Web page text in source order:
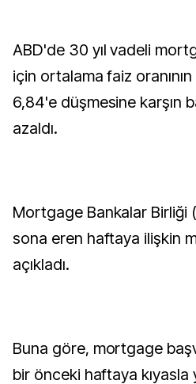
ABD'de 30 yıl vadeli mortgage (konut kredisi)
için ortalama faiz
6,84'e düşmesine karşın
azaldı.
Mortgage Bankalar Birliği
sona eren haftaya ilişkin
açıkladı.
Buna göre, mortgage
bir önceki haftaya